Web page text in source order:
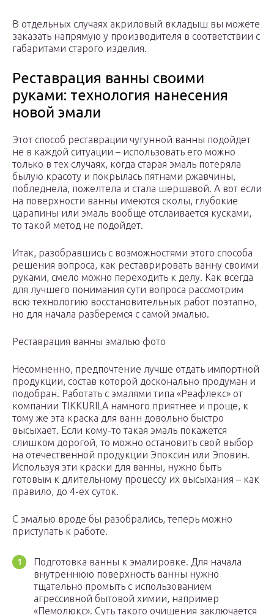
В отдельных случаях акриловый вкладыш вы можете
заказать напрямую у производителя в соответствии с
габаритами старого изделия.
Реставрация ванны своими
руками: технология нанесения
новой эмали
Этот способ реставрации чугунной ванны подойдет
не в каждой ситуации – использовать его можно
только в тех случаях, когда старая эмаль потеряла
былую красоту и покрылась пятнами ржавчины,
побледнела, пожелтела и стала шершавой. А вот если
на поверхности ванны имеются сколы, глубокие
царапины или эмаль вообще отслаивается кусками,
то такой метод не подойдет.
Итак, разобравшись с возможностями этого способа
решения вопроса, как реставрировать ванну своими
руками, смело можно переходить к делу. Как всегда
для лучшего понимания сути вопроса рассмотрим
всю технологию восстановительных работ поэтапно,
но для начала разберемся с самой эмалью.
Реставрация ванны эмалью фото
Несомненно, предпочтение лучше отдать импортной
продукции, состав которой досконально продуман и
подобран. Работать с эмалями типа «Реафлекс» от
компании TIKKURILA намного приятнее и проще, к
тому же эта краска для ванн довольно быстро
высыхает. Если кому-то такая эмаль покажется
слишком дорогой, то можно остановить свой выбор
на отечественной продукции Эпоксин или Эповин.
Используя эти краски для ванны, нужно быть
готовым к длительному процессу их высыхания – как
правило, до 4-ех суток.
С эмалью вроде бы разобрались, теперь можно
приступать к работе.
Подготовка ванны к эмалировке. Для начала
внутреннюю поверхность ванны нужно
тщательно промыть с использованием
агрессивной бытовой химии, например
«Пемолюкс». Суть такого очищения заключается